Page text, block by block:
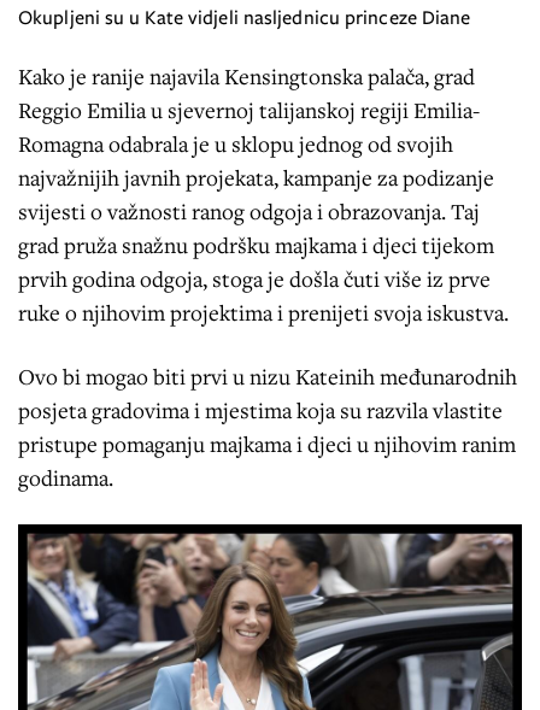
Okupljeni su u Kate vidjeli nasljednicu princeze Diane
Kako je ranije najavila Kensingtonska palača, grad
Reggio Emilia u sjevernoj talijanskoj regiji Emilia-
Romagna odabrala je u sklopu jednog od svojih
najvažnijih javnih projekata, kampanje za podizanje
svijesti o važnosti ranog odgoja i obrazovanja. Taj
grad pruža snažnu podršku majkama i djeci tijekom
prvih godina odgoja, stoga je došla čuti više iz prve
ruke o njihovim projektima i prenijeti svoja iskustva.
Ovo bi mogao biti prvi u nizu Kateinih međunarodnih
posjeta gradovima i mjestima koja su razvila vlastite
pristupe pomaganju majkama i djeci u njihovim ranim
godinama.